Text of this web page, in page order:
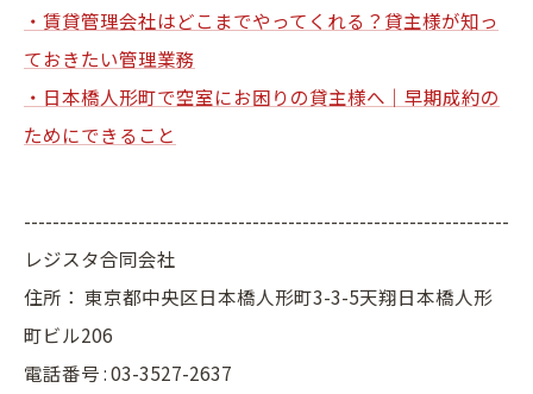
・賃貸管理会社はどこまでやってくれる？貸主様が知っ
ておきたい管理業務
・日本橋人形町で空室にお困りの貸主様へ｜早期成約の
ためにできること
--------------------------------------------------------------------
レジスタ合同会社
住所： 東京都中央区日本橋人形町3-3-5天翔日本橋人形
町ビル206
電話番号 :03-3527-2637